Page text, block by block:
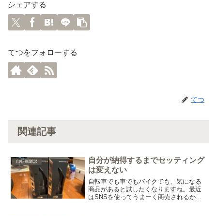
シェアする
てつをフォローする
てつ
関連記事
自転車雑談
自分が納得するまでセッティング
は変えない
自転車でも車でもバイクでも、気になる
商品があると試したくなりますね。最近
はSNSを使ってうまーく商売されるから